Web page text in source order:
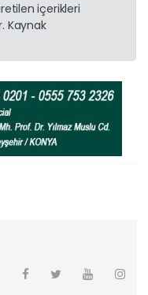
içerikleri
Kaynak